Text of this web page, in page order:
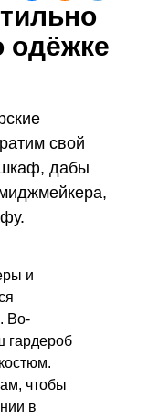
одёжке
свой
дабы
и
Во-
гардероб
чтобы
в